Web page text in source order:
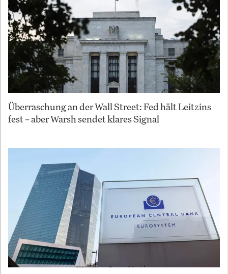
Überraschung an der Wall Street: Fed hält Leitzins
fest – aber Warsh sendet klares Signal